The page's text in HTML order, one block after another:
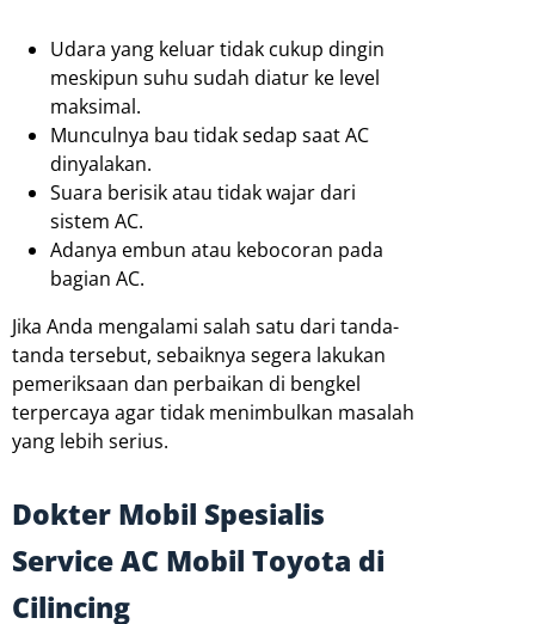
Udara yang keluar tidak cukup dingin
meskipun suhu sudah diatur ke level
maksimal.
Munculnya bau tidak sedap saat AC
dinyalakan.
Suara berisik atau tidak wajar dari
sistem AC.
Adanya embun atau kebocoran pada
bagian AC.
Jika Anda mengalami salah satu dari tanda-
tanda tersebut, sebaiknya segera lakukan
pemeriksaan dan perbaikan di bengkel
terpercaya agar tidak menimbulkan masalah
yang lebih serius.
Dokter Mobil Spesialis
Service AC Mobil Toyota di
Cilincing